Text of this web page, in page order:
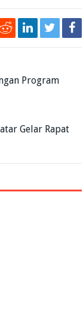
Program
Gelar Rapat